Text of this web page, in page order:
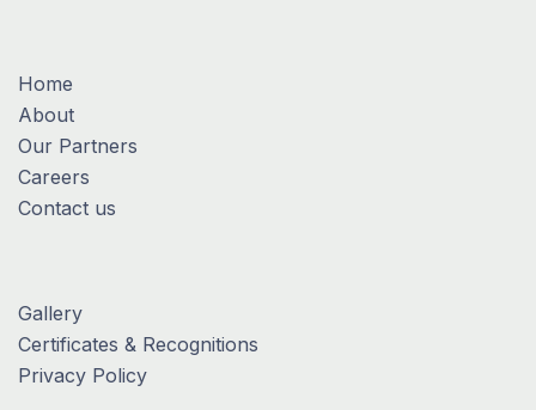
Home
About
Our Partners
Careers
Contact us
Gallery
Certificates & Recognitions
Privacy Policy